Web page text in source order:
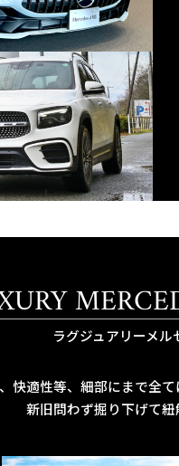
ラグジュアリーメル
快適性等、細部にまで全
新旧問わず掘り下げて紐